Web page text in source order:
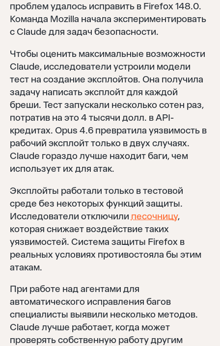
проблем удалось исправить в Firefox 148.0.
Команда Mozilla начала экспериментировать
с Claude для задач безопасности.
Чтобы оценить максимальные возможности
Claude, исследователи устроили модели
тест на создание эксплойтов. Она получила
задачу написать эксплойт для каждой
бреши. Тест запускали несколько сотен раз,
потратив на это 4 тысячи долл. в API-
кредитах. Opus 4.6 превратила уязвимость в
рабочий эксплойт только в двух случаях.
Claude гораздо лучше находит баги, чем
использует их для атак.
Эксплойты работали только в тестовой
среде без некоторых функций защиты.
Исследователи отключили песочницу,
которая снижает воздействие таких
уязвимостей. Система защиты Firefox в
реальных условиях противостояла бы этим
атакам.
При работе над агентами для
автоматического исправления багов
специалисты выявили несколько методов.
Claude лучше работает, когда может
проверять собственную работу другим